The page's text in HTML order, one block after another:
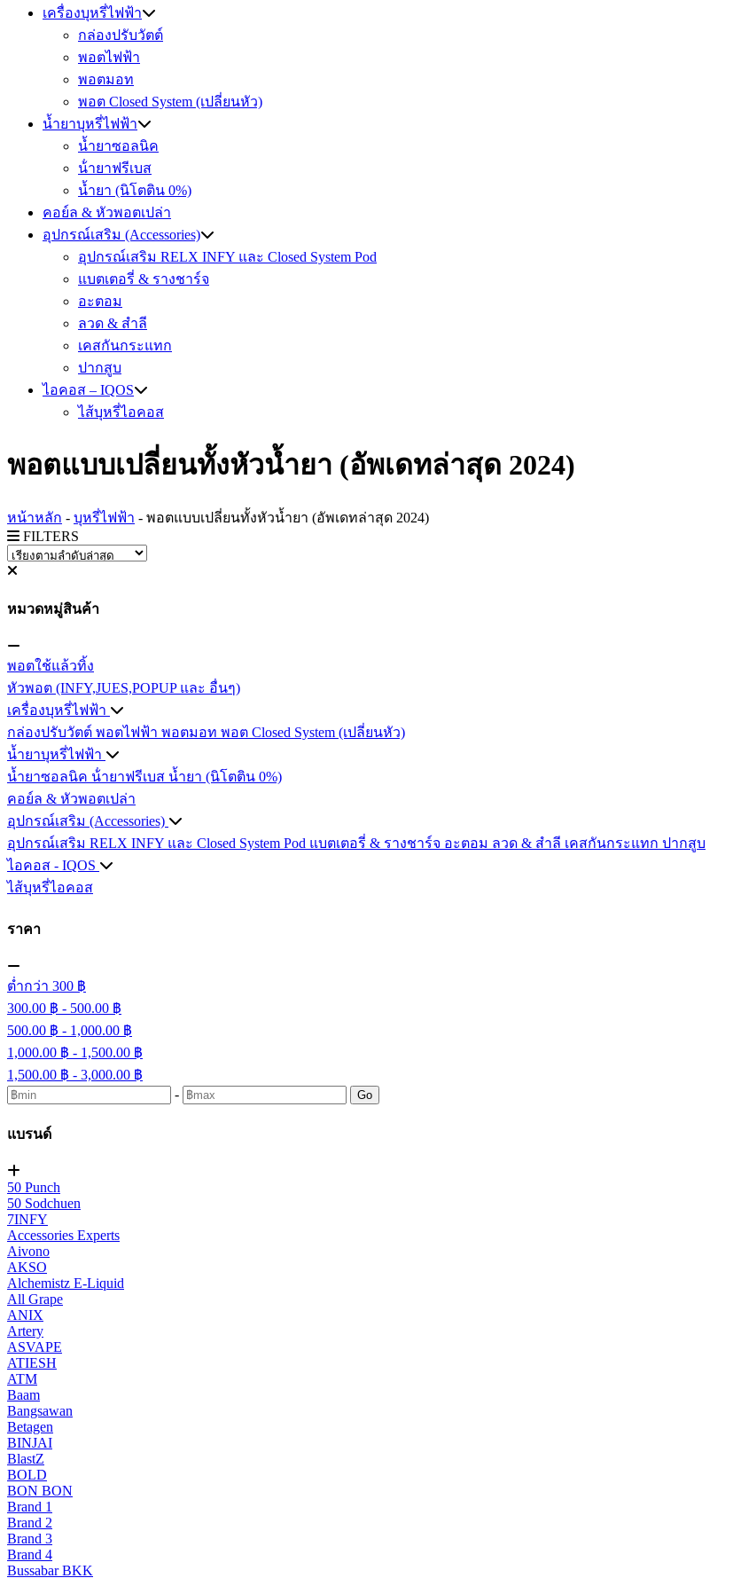
เครื่องบุหรี่ไฟฟ้า
กล่องปรับวัตต์
พอตไฟฟ้า
พอตมอท
พอต Closed System (เปลี่ยนหัว)
น้ำยาบุหรี่ไฟฟ้า
น้ำยาซอลนิค
น้ํายาฟรีเบส
น้ำยา (นิโตติน 0%)
คอย์ล & หัวพอตเปล่า
อุปกรณ์เสริม (Accessories)
อุปกรณ์เสริม RELX INFY และ Closed System Pod
แบตเตอรี่ & รางชาร์จ
อะตอม
ลวด ​& สำลี
เคสกันกระแทก
ปากสูบ
ไอคอส – IQOS
ไส้บุหรี่ไอคอส
พอตแบบเปลี่ยนทั้งหัวน้ำยา (อัพเดทล่าสุด 2024)
หน้าหลัก - บุหรี่ไฟฟ้า - พอตแบบเปลี่ยนทั้งหัวน้ำยา (อัพเดทล่าสุด 2024)
FILTERS
หมวดหมู่สินค้า
พอตใช้แล้วทิ้ง
หัวพอต (INFY,JUES,POPUP และ อื่นๆ)
เครื่องบุหรี่ไฟฟ้า
กล่องปรับวัตต์ พอตไฟฟ้า พอตมอท พอต Closed System (เปลี่ยนหัว)
น้ำยาบุหรี่ไฟฟ้า
น้ำยาซอลนิค น้ํายาฟรีเบส น้ำยา (นิโตติน 0%)
คอย์ล & หัวพอตเปล่า
อุปกรณ์เสริม (Accessories)
อุปกรณ์เสริม RELX INFY และ Closed System Pod แบตเตอรี่ & รางชาร์จ อะตอม ลวด ​& สำลี เคสกันกระแทก ปากสูบ
ไอคอส - IQOS
ไส้บุหรี่ไอคอส
ราคา
ต่ำกว่า 300 ฿
300.00 ฿ - 500.00 ฿
500.00 ฿ - 1,000.00 ฿
1,000.00 ฿ - 1,500.00 ฿
1,500.00 ฿ - 3,000.00 ฿
-
Go
แบรนด์
50 Punch
50 Sodchuen
7INFY
Accessories Experts
Aivono
AKSO
Alchemistz E-Liquid
All Grape
ANIX
Artery
ASVAPE
ATIESH
ATM
Baam
Bangsawan
Betagen
BINJAI
BlastZ
BOLD
BON BON
Brand 1
Brand 2
Brand 3
Brand 4
Bussabar BKK